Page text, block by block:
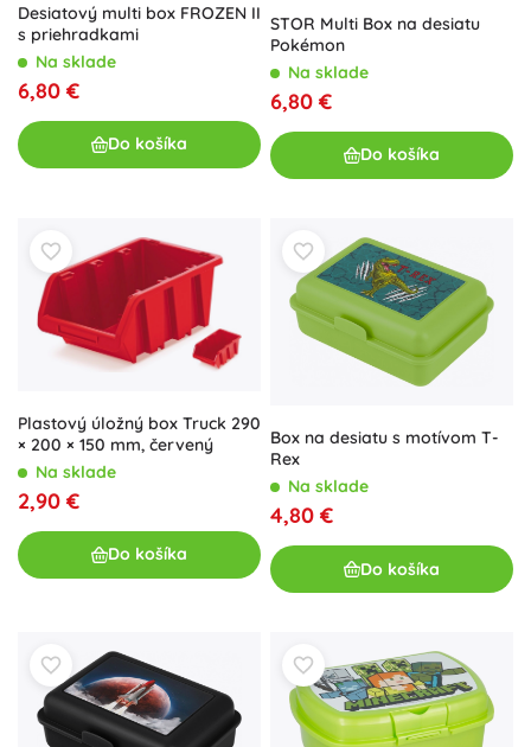
Desiatový multi box FROZEN II
s priehradkami
Na sklade
6,80 €
Do košíka
STOR Multi Box na desiatu
Pokémon
Na sklade
6,80 €
Do košíka
Plastový úložný box Truck 290
× 200 × 150 mm, červený
Na sklade
2,90 €
Do košíka
Box na desiatu s motívom T-
Rex
Na sklade
4,80 €
Do košíka